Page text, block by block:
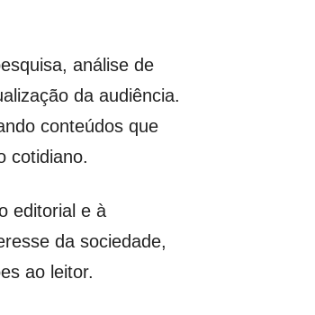
análise de
da audiência.
conteúdos que
cotidiano.
editorial e à
da sociedade,
ao leitor.